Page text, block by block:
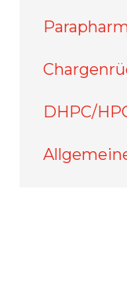
DHPC/